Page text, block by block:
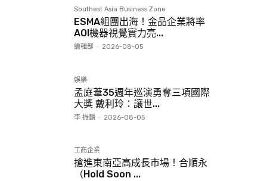
Southest Asia Business Zone
ESMA組團出海！金品企業將率
AOI機器視覺實力亮...
編輯部 - 2026-08-05
娛樂
孟庭葦35週年巡演勇奪三項國際
大獎 戴利玲：讓世...
李 振麟 - 2026-08-05
工商企業
搶進東南亞高成長市場！合順永
（Hold Soon ...